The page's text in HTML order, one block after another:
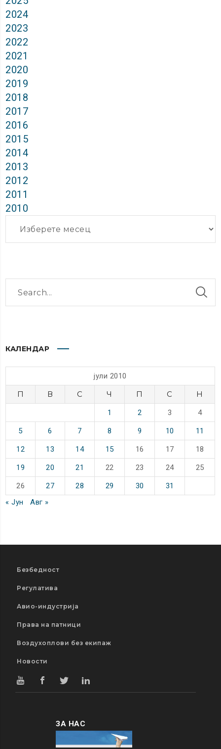
2024
2023
2022
2021
2020
2019
2018
2017
2016
2015
2014
2013
2012
2011
2010
КАЛЕНДАР
јули 2010
П В С Ч П С Н
1 2 3 4
5 6 7 8 9 10 11
12 13 14 15 16 17 18
19 20 21 22 23 24 25
26 27 28 29 30
31
« Јун
Авг »
Безбедност
Регулатива
Авио-индустрија
Права на патници
Воздухоплови без екипаж
Новости
ЗА НАС